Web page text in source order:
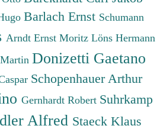
Barlach Ernst Schumann
Arndt Ernst Moritz Löns Hermann
Donizetti Gaetano
Schopenhauer Arthur
Gernhardt Robert Suhrkamp
Alfred Staeck Klaus